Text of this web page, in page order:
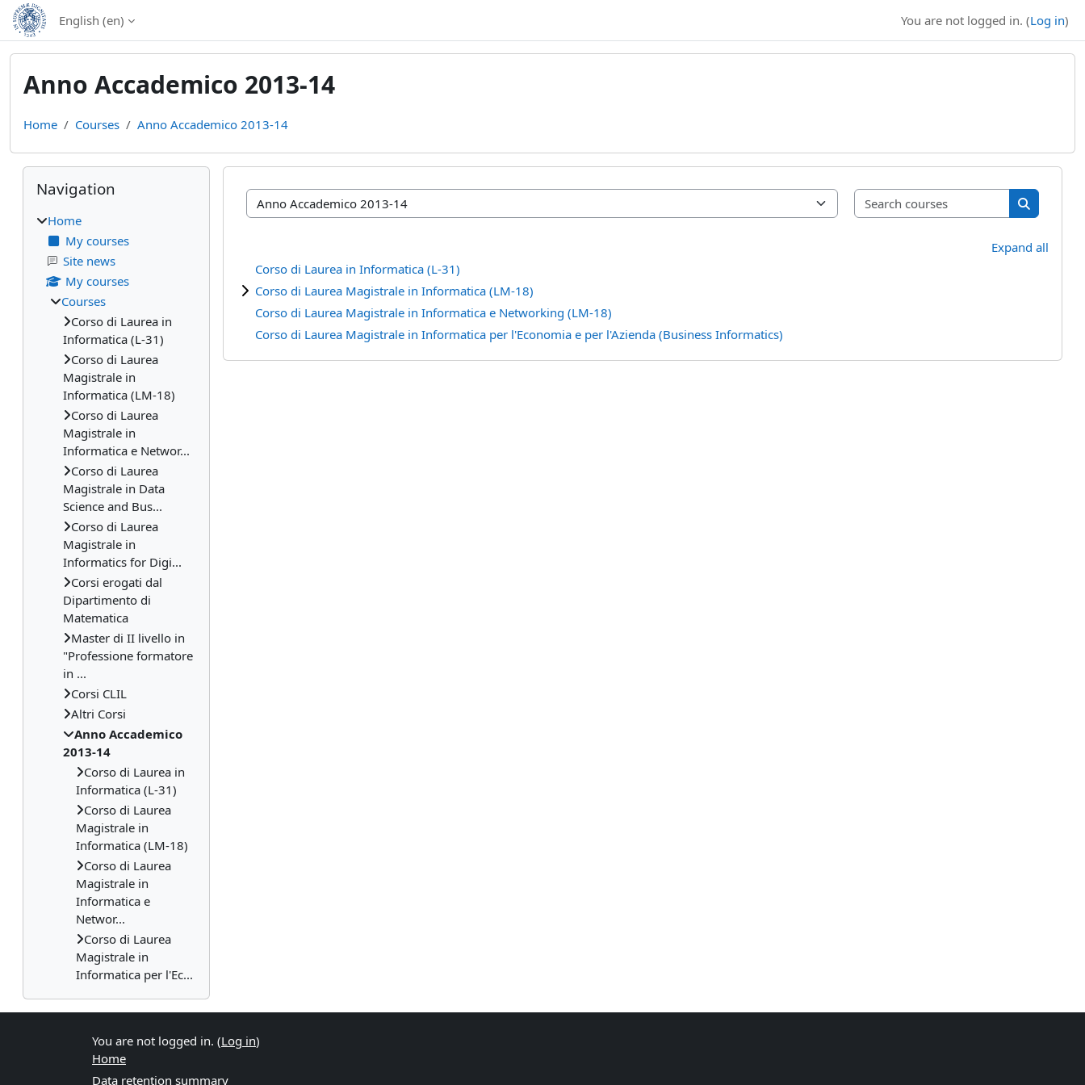
Skip to main content
English ‎(en)‎ You are not logged in. (Log in)
Anno Accademico 2013-14
Home Courses Anno Accademico 2013-14
Course categories
Search
Search
Expand all
Corso di Laurea in Informatica (L-31)
Corso di Laurea Magistrale in Informatica (LM-18)
Corso di Laurea Magistrale in Informatica e Networking (LM-18)
Corso di Laurea Magistrale in Informatica per l'Economia e per l'Azienda (Business Informatics)
Blocks
Skip Navigation
Navigation
Home
My courses
Site news
My courses
Courses
Corso di Laurea in
Informatica (L-31)
Corso di Laurea
Magistrale in
Informatica (LM-18)
Corso di Laurea
Magistrale in
Informatica e Networ...
Corso di Laurea
Magistrale in Data
Science and Bus...
Corso di Laurea
Magistrale in
Informatics for Digi...
Corsi erogati dal
Dipartimento di
Matematica
Master di II livello in
"Professione formatore
in ...
Corsi CLIL
Altri Corsi
Anno Accademico
2013-14
Corso di Laurea in
Informatica (L-31)
Corso di Laurea
Magistrale in
Informatica (LM-18)
Corso di Laurea
Magistrale in
Informatica e
Networ...
Corso di Laurea
Magistrale in
Informatica per l'Ec...
You are not logged in. (Log in)
Home
Data retention summary